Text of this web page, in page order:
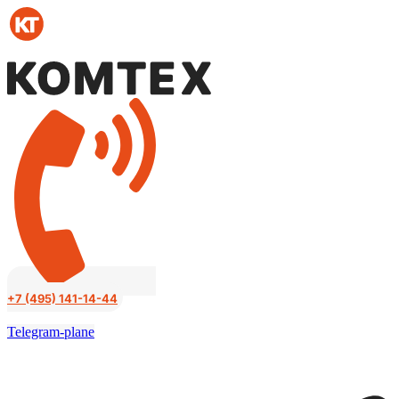
Перейти
к
содержимому
+7 (495) 141-14-44
Telegram-plane